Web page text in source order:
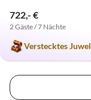
722,- €
2 Gäste / 7 Nächte
Verstecktes Juwel